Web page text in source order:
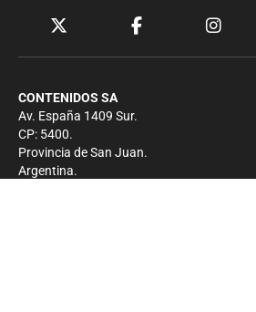
CONTENIDOS SA
Av. España 1409 Sur.
CP: 5400.
Provincia de San Juan.
Argentina.